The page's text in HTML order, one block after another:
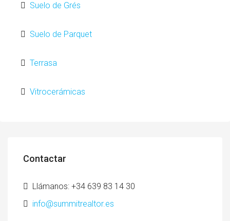
Suelo de Grés
Suelo de Parquet
Terrasa
Vitrocerámicas
Contactar
Llámanos: +34 639 83 14 30
info@summitrealtor.es